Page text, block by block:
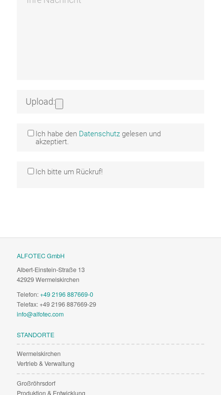
Upload:
Ich habe den Datenschutzgelesen und
akzeptiert.
Ich bitte um Rückruf!
ALFOTEC GmbH
Albert-Einstein-Straße 13
42929 Wermelskirchen
Telefon:+49 2196 887669-0
Telefax: +49 2196 887669-29
info@alfotec.com
STANDORTE
Wermelskirchen
Vertrieb & Verwaltung
Großröhrsdorf
Produktion & Entwicklung